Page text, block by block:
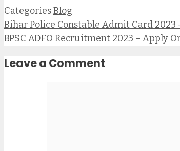
CategoriesBlog
Bihar Police Constable Admit Card 2023 –
BPSC ADFO Recruitment 2023 – Apply
Leave a Comment